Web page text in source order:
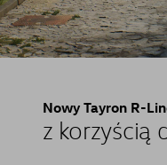
Nowy Tayron R-
z korzyścią